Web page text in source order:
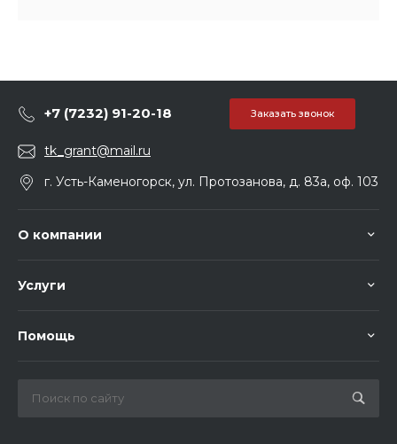
+7 (7232) 91-20-18 Заказать звонок
tk_grant@mail.ru
г. Усть-Каменогорск, ул. Протозанова, д. 83а, оф. 103
О компании
Услуги
Помощь